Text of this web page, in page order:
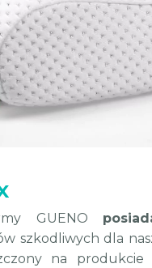
GUENO
szkodliwych dla
na produkcie